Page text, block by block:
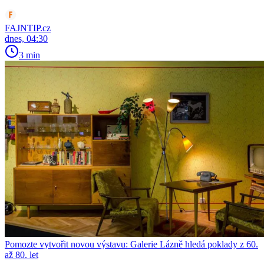
FAJNTIP.cz
dnes, 04:30
3 min
Pomozte vytvořit novou výstavu: Galerie Lázně hledá poklady z 60.
až 80. let